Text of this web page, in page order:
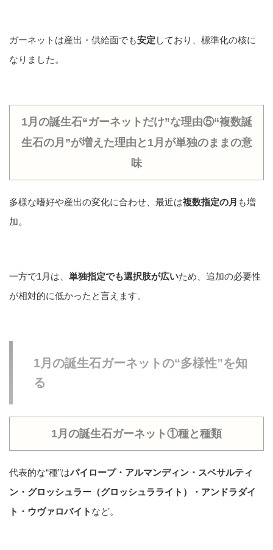
ガーネットは産出・供給面でも安定 しており、標準化の核に
なりました。
1月の誕生石“ガーネットだけ”な理由⑤“複数誕
生石の月”が増えた理由と1月が単独のままの意
味
多様な嗜好や産出の変化に合わせ、最近は複数指定の月 も増
加。
一方で1月は、 単独指定でも選択肢が広いため、追加の必要性
が相対的に低かったと言えます。
1月の誕生石ガーネットの“多様性”を知
る
1月の誕生石ガーネット①種と種類
代表的な“種”はパイロープ・アルマンディン・スペサルティ
ン・グロッシュラー（グロッシュラライト）・アンドラダイ
ト・ウヴァロバイト など。